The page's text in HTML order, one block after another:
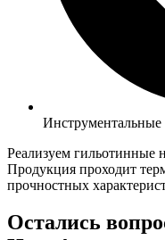
Инструментальные
Реализуем гильотинные
Продукция проходит
прочностных
Остались